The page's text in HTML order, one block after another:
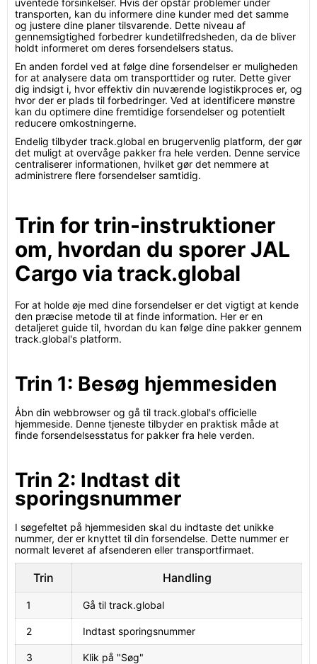
uventede forsinkelser. Hvis der opstår problemer under
transporten, kan du informere dine kunder med det samme
og justere dine planer tilsvarende. Dette niveau af
gennemsigtighed forbedrer kundetilfredsheden, da de bliver
holdt informeret om deres forsendelsers status.
En anden fordel ved at følge dine forsendelser er muligheden
for at analysere data om transporttider og ruter. Dette giver
dig indsigt i, hvor effektiv din nuværende logistikproces er, og
hvor der er plads til forbedringer. Ved at identificere mønstre
kan du optimere dine fremtidige forsendelser og potentielt
reducere omkostningerne.
Endelig tilbyder track.global en brugervenlig platform, der gør
det muligt at overvåge pakker fra hele verden. Denne service
centraliserer informationen, hvilket gør det nemmere at
administrere flere forsendelser samtidig.
Trin for trin-instruktioner
om, hvordan du sporer JAL
Cargo via track.global
For at holde øje med dine forsendelser er det vigtigt at kende
den præcise metode til at finde information. Her er en
detaljeret guide til, hvordan du kan følge dine pakker gennem
track.global's platform.
Trin 1: Besøg hjemmesiden
Åbn din webbrowser og gå til track.global's officielle
hjemmeside. Denne tjeneste tilbyder en praktisk måde at
finde forsendelsesstatus for pakker fra hele verden.
Trin 2: Indtast dit
sporingsnummer
I søgefeltet på hjemmesiden skal du indtaste det unikke
nummer, der er knyttet til din forsendelse. Dette nummer er
normalt leveret af afsenderen eller transportfirmaet.
Trin Handling
1 Gå til track.global
2 Indtast sporingsnummer
3 Klik på "Søg"